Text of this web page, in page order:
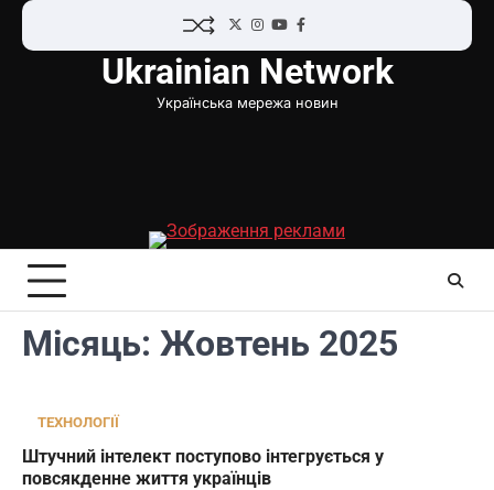
Перейти
TwitterInstagram
YouTubeFacebook
Ukrainian Network
Українська мережа новин
Місяць: Жовтень 2025
ТЕХНОЛОГІЇ
Штучний інтелект поступово інтегрується у
повсякденне життя українців